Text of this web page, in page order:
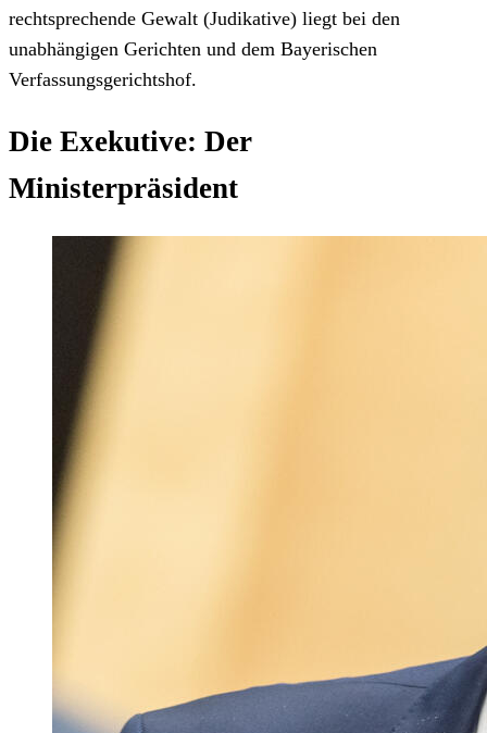
rechtsprechende Gewalt (Judikative) liegt bei den
unabhängigen Gerichten und dem Bayerischen
Verfassungsgerichtshof.
Die Exekutive: Der
Ministerpräsident